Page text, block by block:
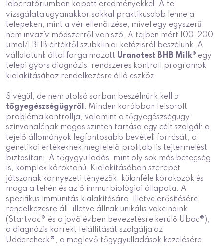
laboratóriumban kapott eredményekkel. A tej
vizsgálata ugyanakkor sokkal praktikusabb lenne a
telepeken, mint a vér ellenőrzése, mivel egy egyszerű,
nem invazív módszerről van szó. A tejben mért 100-200
µmol/l BHB értéktől szubkliniai ketózisról beszélünk. A
vállalatunk által forgalmazott Uranotest BHB Milk® egy
telepi gyors diagnózis, rendszeres kontroll programok
kialakításához rendelkezésre álló eszköz.
S végül, de nem utolsó sorban beszélnünk kell a
tőgyegészségügyről . Minden korábban felsorolt
probléma kontrollja, valamint a tőgyegészségügy
színvonalának magas szinten tartása egy célt szolgál: a
tejelő állományok legfontosabb bevételi forrását, a
genetikai értékeknek megfelelő profitabilis tejtermelést
biztosítani. A tőgygyulladás, mint oly sok más betegség
is, komplex kóroktanú. Kialakításában szerepet
játszanak környezeti tényezők, különféle kórokozók és
maga a tehén és az ő immunbiológiai állapota. A
specifikus immunitás kialakítására, illetve erősítésére
rendelkezésre áll, illetve állnak unikális vakcináink
(Startvac® és a jövő évben bevezetésre kerülő Ubac®),
a diagnózis korrekt felállítását szolgálja az
Uddercheck®, a meglevő tőgygyulladások kezelésére